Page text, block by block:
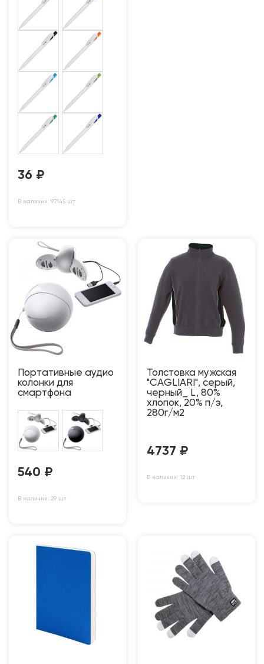
36 ₽
В наличии: 97145 шт
Портативные аудио
колонки для
смартфона
540 ₽
В наличии: 29 шт
Толстовка мужская
"CAGLIARI", серый,
черный_ L, 80%
хлопок, 20% п/э,
280г/м2
4737 ₽
В наличии: 12 шт